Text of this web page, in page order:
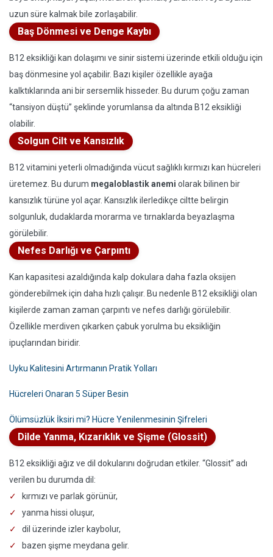
uzun süre kalmak bile zorlaşabilir.
Baş Dönmesi ve Denge Kaybı
B12 eksikliği kan dolaşımı ve sinir sistemi üzerinde etkili olduğu için
baş dönmesine yol açabilir. Bazı kişiler özellikle ayağa
kalktıklarında ani bir sersemlik hisseder. Bu durum çoğu zaman
“tansiyon düştü” şeklinde yorumlansa da altında B12 eksikliği
olabilir.
Solgun Cilt ve Kansızlık
B12 vitamini yeterli olmadığında vücut sağlıklı kırmızı kan hücreleri
üretemez. Bu durum megaloblastik anemi olarak bilinen bir
kansızlık türüne yol açar. Kansızlık ilerledikçe ciltte belirgin
solgunluk, dudaklarda morarma ve tırnaklarda beyazlaşma
görülebilir.
Nefes Darlığı ve Çarpıntı
Kan kapasitesi azaldığında kalp dokulara daha fazla oksijen
gönderebilmek için daha hızlı çalışır. Bu nedenle B12 eksikliği olan
kişilerde zaman zaman çarpıntı ve nefes darlığı görülebilir.
Özellikle merdiven çıkarken çabuk yorulma bu eksikliğin
ipuçlarından biridir.
Uyku Kalitesini Artırmanın Pratik Yolları
Hücreleri Onaran 5 Süper Besin
Ölümsüzlük İksiri mi? Hücre Yenilenmesinin Şifreleri
Dilde Yanma, Kızarıklık ve Şişme (Glossit)
B12 eksikliği ağız ve dil dokularını doğrudan etkiler. “Glossit” adı
verilen bu durumda dil:
kırmızı ve parlak görünür,
yanma hissi oluşur,
dil üzerinde izler kaybolur,
bazen şişme meydana gelir.